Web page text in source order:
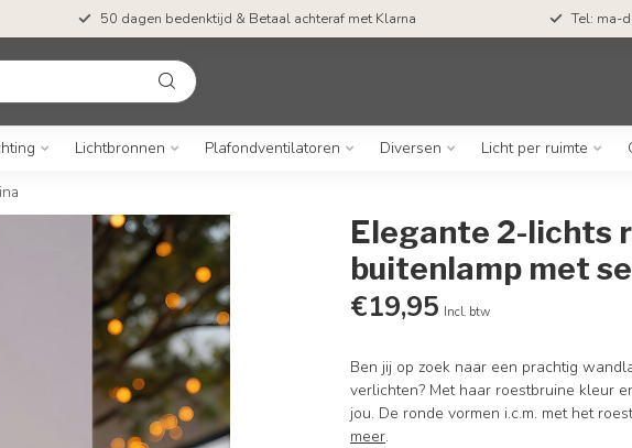
50 dagen bedenktijd & Betaal achteraf met Klarna Tel: ma-
Lichtbronnen Plafondventilatoren Diversen Licht per ruimte
Elegante 2-lichts
buitenlamp met
€19,95 Incl. btw
Ben jij op zoek naar een prachtig
verlichten? Met haar roestbruine kleur
jou. De ronde vormen i.c.m. met het
meer.